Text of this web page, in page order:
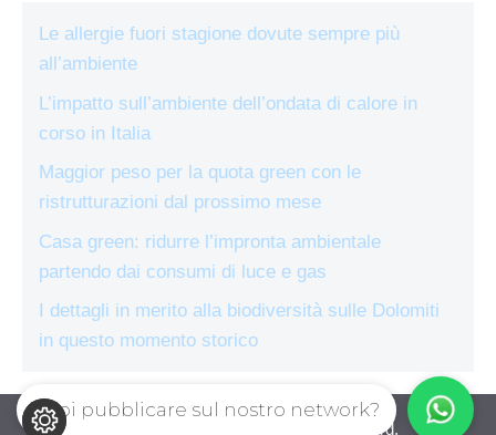
Le allergie fuori stagione dovute sempre più
all’ambiente
L’impatto sull’ambiente dell’ondata di calore in
corso in Italia
Maggior peso per la quota green con le
ristrutturazioni dal prossimo mese
Casa green: ridurre l’impronta ambientale
partendo dai consumi di luce e gas
I dettagli in merito alla biodiversità sulle Dolomiti
in questo momento storico
ecologiae.com © 2026. All right reserverd.
Vuoi pubblicare sul nostro network?